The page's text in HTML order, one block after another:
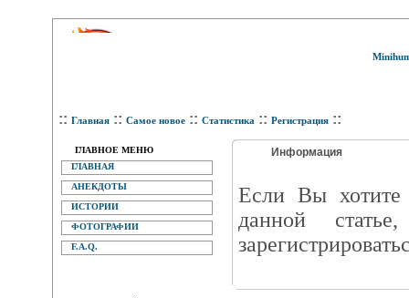
:: Главная :: Самое новое :: Статистика :: Регистрация ::
ГЛАВНОЕ МЕНЮ
ГЛАВНАЯ
АНЕКДОТЫ
ИСТОРИИ
ФОТОГРАФИИ
F.A.Q.
Информация
Eсли Вы хотите
данной